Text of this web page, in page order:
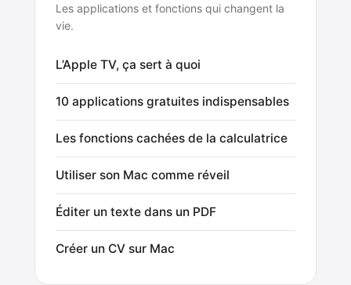
Les applications et fonctions qui changent la
vie.
L’Apple TV, ça sert à quoi
10 applications gratuites indispensables
Les fonctions cachées de la calculatrice
Utiliser son Mac comme réveil
Éditer un texte dans un PDF
Créer un CV sur Mac